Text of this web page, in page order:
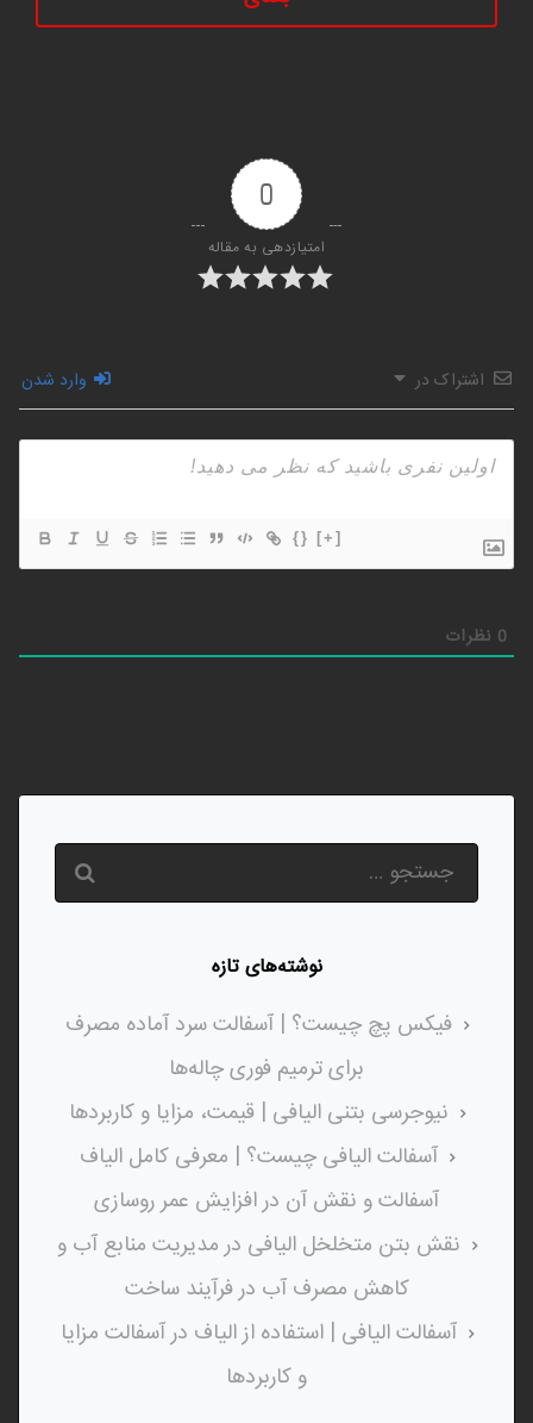
0
امتیازدهی به مقاله
اشتراک در وارد شدن
{} [+]
0 نظرات
نوشته‌های تازه
فیکس پچ چیست؟ | آسفالت سرد آماده مصرف
برای ترمیم فوری چاله‌ها
نیوجرسی بتنی الیافی | قیمت، مزایا و کاربردها
آسفالت الیافی چیست؟ | معرفی کامل الیاف
آسفالت و نقش آن در افزایش عمر روسازی
نقش بتن متخلخل الیافی در مدیریت منابع آب و
کاهش مصرف آب در فرآیند ساخت
آسفالت الیافی | استفاده از الیاف در آسفالت مزایا
و کاربردها